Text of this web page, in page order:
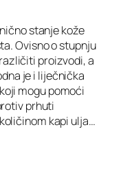
stanje kože
Ovisno o stupnju
proizvodi, a
je i liječnička
mogu pomoći
prhuti
kapi ulja…